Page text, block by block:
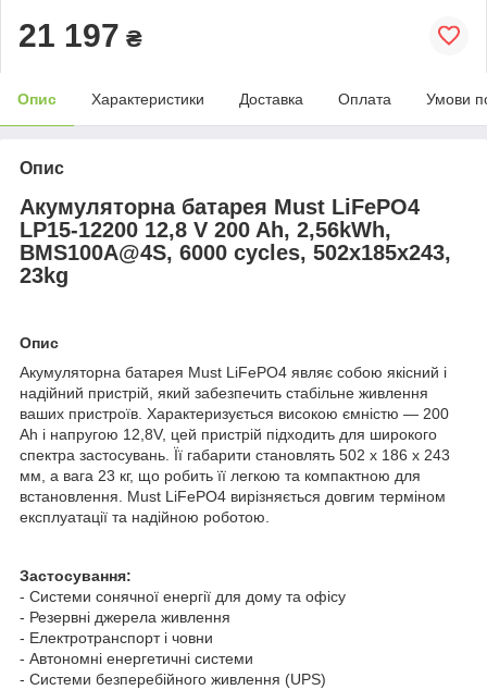
21 197 ₴
Опис Характеристики Доставка Оплата Умови
Опис
Акумуляторна батарея Must LiFePO4
LP15-12200 12,8 V 200 Ah, 2,56kWh,
BMS100A@4S, 6000 cycles, 502x185x243,
23kg
Опис
Акумуляторна батарея Must LiFePO4 являє собою якісний і
надійний пристрій, який забезпечить стабільне живлення
ваших пристроїв. Характеризується високою ємністю — 200
Ah і напругою 12,8V, цей пристрій підходить для широкого
спектра застосувань. Її габарити становлять 502 x 186 x 243
мм, а вага 23 кг, що робить її легкою та компактною для
встановлення. Must LiFePO4 вирізняється довгим терміном
експлуатації та надійною роботою.
Застосування:
- Системи сонячної енергії для дому та офісу
- Резервні джерела живлення
- Електротранспорт і човни
- Автономні енергетичні системи
- Системи безперебійного живлення (UPS)